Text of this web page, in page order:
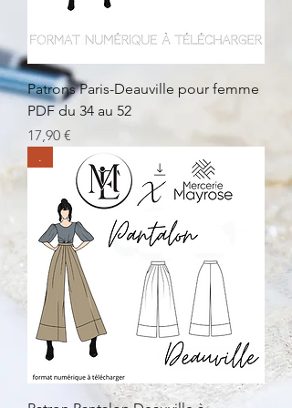
Patrons Paris-Deauville pour femme
PDF du 34 au 52
Prix
17,90 €
.